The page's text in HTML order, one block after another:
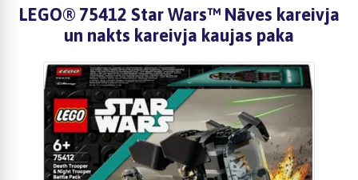
LEGO® 75412 Star Wars™ Nāves kareivja
un nakts kareivja kaujas paka